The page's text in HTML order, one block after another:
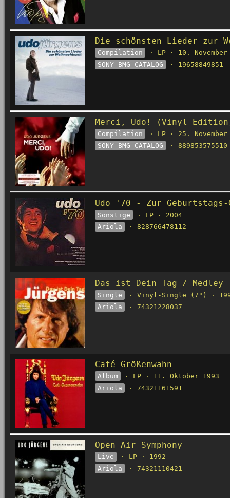
Die schönsten Lieder zur
Compilation
· LP · 10. November
SONY BMG CATALOG
· 19658849851
Merci, Udo! (Vinyl
Compilation
· LP · 25. November
SONY BMG CATALOG
· 889853575510
Udo '70 - Zur Geburtstags-
Sonstige
· LP · 2004
Ariola
· 828766478112
Das ist Dein Tag / Medley
Single
· Vinyl-Single (7") ·
Ariola
· 74321228037
Café Größenwahn
Album
· LP · 11. Oktober 1993
Ariola
· 74321161591
Open Air Symphony
Live
· LP · 1992
Ariola
· 74321110421